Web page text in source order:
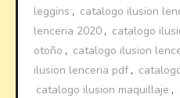
leggins , catalogo ilusion
lenceria 2020 , catalogo
otoño , catalogo ilusion
ilusion lenceria pdf ,
catalogo ilusion maquillaje ,